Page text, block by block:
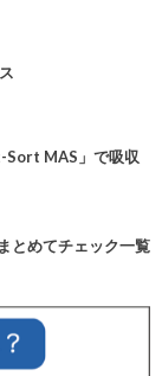
Sort MAS」で吸収
とめてチェック一覧